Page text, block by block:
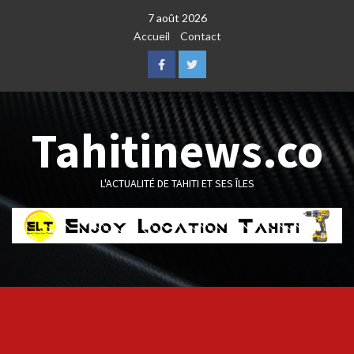
7 août 2026
Accueil
Contact
FacebookTwitter
Tahitinews.co
L'ACTUALITÉ DE TAHITI ET SES ÎLES